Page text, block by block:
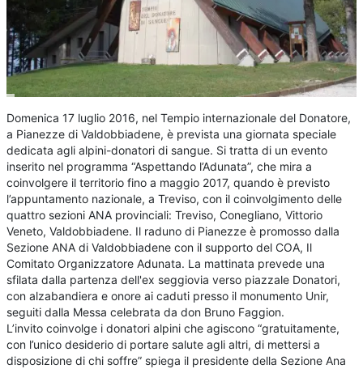
Domenica 17 luglio 2016, nel Tempio internazionale del Donatore,
a Pianezze di Valdobbiadene, è prevista una giornata speciale
dedicata agli alpini-donatori di sangue. Si tratta di un evento
inserito nel programma “Aspettando l’Adunata”, che mira a
coinvolgere il territorio fino a maggio 2017, quando è previsto
l’appuntamento nazionale, a Treviso, con il coinvolgimento delle
quattro sezioni ANA provinciali: Treviso, Conegliano, Vittorio
Veneto, Valdobbiadene. Il raduno di Pianezze è promosso dalla
Sezione ANA di Valdobbiadene con il supporto del COA, Il
Comitato Organizzatore Adunata. La mattinata prevede una
sfilata dalla partenza dell'ex seggiovia verso piazzale Donatori,
con alzabandiera e onore ai caduti presso il monumento Unir,
seguiti dalla Messa celebrata da don Bruno Faggion.
L’invito coinvolge i donatori alpini che agiscono “gratuitamente,
con l’unico desiderio di portare salute agli altri, di mettersi a
disposizione di chi soffre” spiega il presidente della Sezione Ana